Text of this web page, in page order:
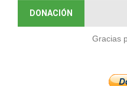
DONACIÓN
Gracias